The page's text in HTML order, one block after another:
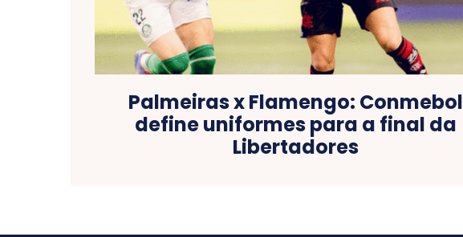
Palmeiras x Flamengo: Conmebol
define uniformes para a final da
Libertadores